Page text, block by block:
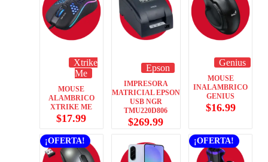
Xtrike
Me
MOUSE
ALAMBRICO
XTRIKE ME
$17.99
Epson
IMPRESORA
MATRICIAL EPSON
USB NGR
TMU220D806
$269.99
Genius
MOUSE
INALAMBRICO
GENIUS
$16.99
¡OFERTA! ¡OFERTA!